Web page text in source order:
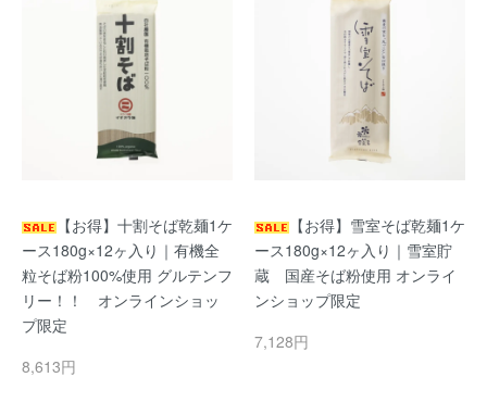
【お得】十割そば乾麺1ケ
ース180g×12ヶ入り｜有機全
粒そば粉100%使用 グルテンフ
リー！！ オンラインショッ
プ限定
8,613円
【お得】雪室そば乾麺1ケ
ース180g×12ヶ入り｜雪室貯
蔵 国産そば粉使用 オンライ
ンショップ限定
7,128円